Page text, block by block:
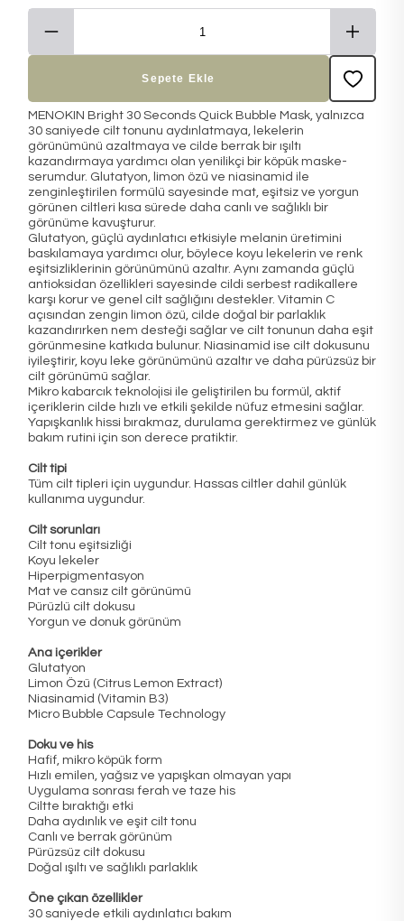
Sepete Ekle
MENOKIN Bright 30 Seconds Quick Bubble Mask, yalnızca
30 saniyede cilt tonunu aydınlatmaya, lekelerin
görünümünü azaltmaya ve cilde berrak bir ışıltı
kazandırmaya yardımcı olan yenilikçi bir köpük maske-
serumdur. Glutatyon, limon özü ve niasinamid ile
zenginleştirilen formülü sayesinde mat, eşitsiz ve yorgun
görünen ciltleri kısa sürede daha canlı ve sağlıklı bir
görünüme kavuşturur.
Glutatyon, güçlü aydınlatıcı etkisiyle melanin üretimini
baskılamaya yardımcı olur, böylece koyu lekelerin ve renk
eşitsizliklerinin görünümünü azaltır. Aynı zamanda güçlü
antioksidan özellikleri sayesinde cildi serbest radikallere
karşı korur ve genel cilt sağlığını destekler. Vitamin C
açısından zengin limon özü, cilde doğal bir parlaklık
kazandırırken nem desteği sağlar ve cilt tonunun daha eşit
görünmesine katkıda bulunur. Niasinamid ise cilt dokusunu
iyileştirir, koyu leke görünümünü azaltır ve daha pürüzsüz bir
cilt görünümü sağlar.
Mikro kabarcık teknolojisi ile geliştirilen bu formül, aktif
içeriklerin cilde hızlı ve etkili şekilde nüfuz etmesini sağlar.
Yapışkanlık hissi bırakmaz, durulama gerektirmez ve günlük
bakım rutini için son derece pratiktir.
Cilt tipi
Tüm cilt tipleri için uygundur. Hassas ciltler dahil günlük
kullanıma uygundur.
Cilt sorunları
Cilt tonu eşitsizliği
Koyu lekeler
Hiperpigmentasyon
Mat ve cansız cilt görünümü
Pürüzlü cilt dokusu
Yorgun ve donuk görünüm
Ana içerikler
Glutatyon
Limon Özü (Citrus Lemon Extract)
Niasinamid (Vitamin B3)
Micro Bubble Capsule Technology
Doku ve his
Hafif, mikro köpük form
Hızlı emilen, yağsız ve yapışkan olmayan yapı
Uygulama sonrası ferah ve taze his
Ciltte bıraktığı etki
Daha aydınlık ve eşit cilt tonu
Canlı ve berrak görünüm
Pürüzsüz cilt dokusu
Doğal ışıltı ve sağlıklı parlaklık
Öne çıkan özellikler
30 saniyede etkili aydınlatıcı bakım